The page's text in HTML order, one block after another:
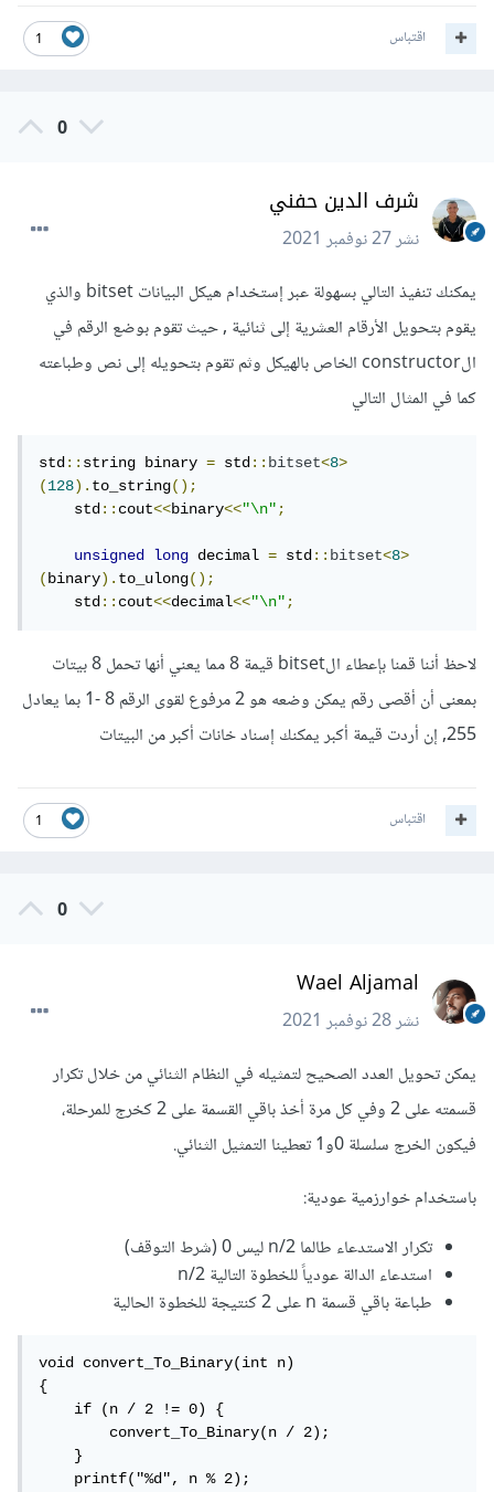
1 اقتباس
0
شرف الدين حفني
نشر27 نوفمبر 2021
يمكنك تنفيذ التالي بسهولة عبر إستخدام هيكل البيانات bitset والذي
يقوم بتحويل الأرقام العشرية إلى ثنائية , حيث تقوم بوضع الرقم في
الconstructor الخاص بالهيكل وثم تقوم بتحويله إلى نص وطباعته
كما في المثال التالي
std::string binary = std::bitset<8>
(128).to_string();
    std
::cout<<binary<<"\n";
unsigned long decimal = std::bitset<8>
(binary).to_ulong();
    std
::cout<<decimal<<"\n";
ﻻحظ أننا قمنا بإعطاء الbitset قيمة 8 مما يعني أنها تحمل 8 بيتات
بمعنى أن أقصى رقم يمكن وضعه هو 2 مرفوع لقوى الرقم 8 -1 بما يعادل
255, إن أردت قيمة أكبر يمكنك إسناد خانات أكبر من البيتات
1 اقتباس
0
Wael Aljamal
نشر28 نوفمبر 2021
يمكن تحويل العدد الصحيح لتمثيله في النظام الثنائي من خلال تكرار
قسمته على 2 وفي كل مرة أخذ باقي القسمة على 2 كخرج للمرحلة،
فيكون الخرج سلسلة 0و1 تعطينا التمثيل الثنائي.
باستخدام خوارزمية عودية:
تكرار الاستدعاء طالما n/2 ليس 0 (شرط التوقف)
استدعاء الدالة عودياً للخطوة التالية n/2
طباعة باقي قسمة n على 2 كنتيجة للخطوة الحالية
void convert_To_Binary(int n)
{
    if (n / 2 != 0) {
        convert_To_Binary(n / 2);
    }
    printf("%d", n % 2);